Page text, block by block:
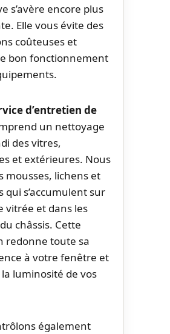
s’avère encore plus
Elle vous évite des
coûteuses et
bon fonctionnement
d’entretien de
un nettoyage
des vitres,
et extérieures. Nous
mousses, lichens et
qui s’accumulent sur
vitrée et dans les
châssis. Cette
redonne toute sa
à votre fenêtre et
luminosité de vos
également